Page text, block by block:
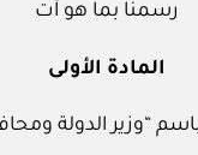
رسمنا بما هو آت
المادة الأولى
“وزير الدولة